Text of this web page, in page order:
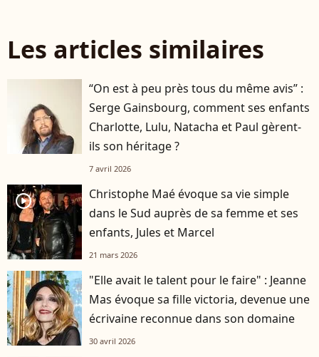
Les articles similaires
“On est à peu près tous du même avis” :
Serge Gainsbourg, comment ses enfants
Charlotte, Lulu, Natacha et Paul gèrent-
ils son héritage ?
7 avril 2026
player2
Christophe Maé évoque sa vie simple
dans le Sud auprès de sa femme et ses
enfants, Jules et Marcel
21 mars 2026
"Elle avait le talent pour le faire" : Jeanne
Mas évoque sa fille victoria, devenue une
écrivaine reconnue dans son domaine
30 avril 2026